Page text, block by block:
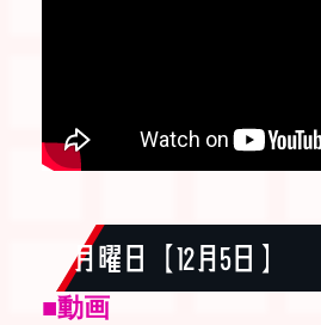
月曜日【 12月5日 】
■動画